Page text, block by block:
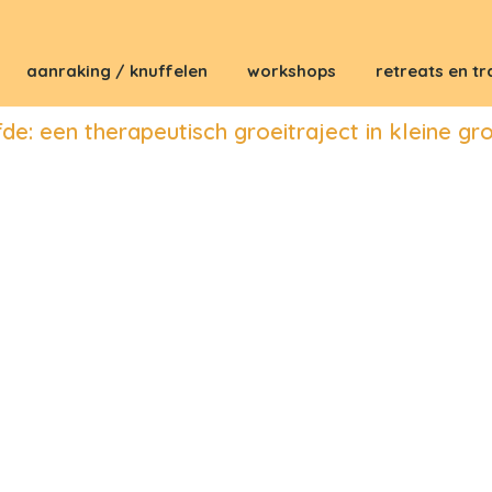
aanraking / knuffelen workshops retreats en
een therapeutisch groeitraject in kleine